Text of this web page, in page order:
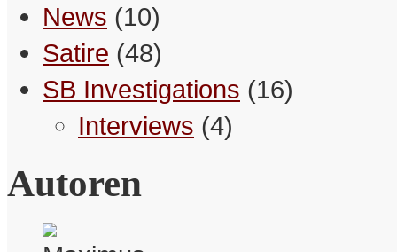
Wer einen Scherz überzuckert,
muss nicht unbedingt Diabetiker
sein.
Hypochonder, das ist das G’sunde
News (10)
Satire (48)
SB Investigations (16)
Interviews (4)
Autoren